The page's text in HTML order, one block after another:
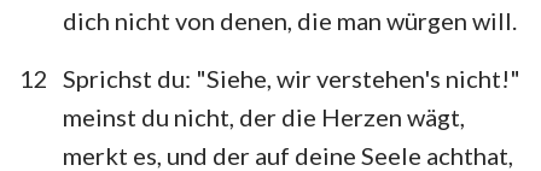
dich nicht von denen, die man würgen will.
12 Sprichst du: "Siehe, wir verstehen's nicht!"
meinst du nicht, der die Herzen wägt,
merkt es, und der auf deine Seele achthat,